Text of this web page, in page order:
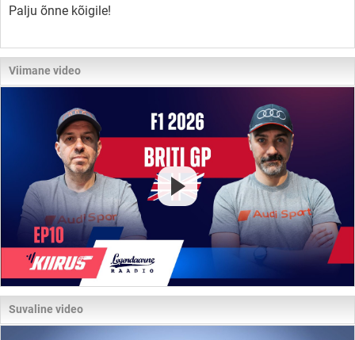
Palju õnne kõigile!
Viimane video
Suvaline video